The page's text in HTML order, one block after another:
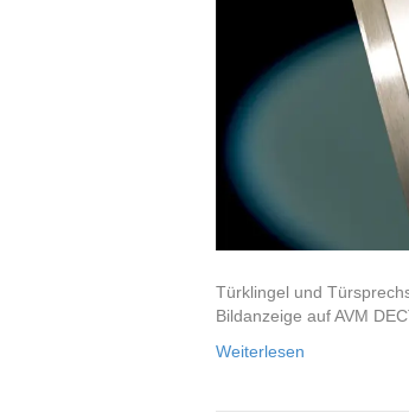
Türklingel und
Bildanzeige auf AVM
Weiterlesen